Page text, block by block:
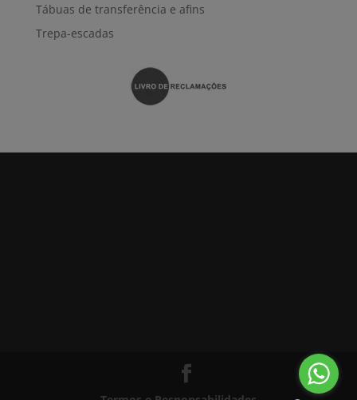
Tábuas de transferência e afins
Trepa-escadas